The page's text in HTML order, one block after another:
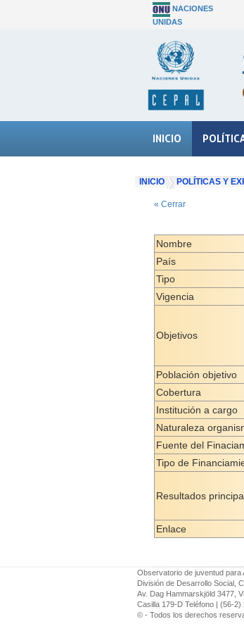
NACIONES
UNIDAS
INICIO
INICIO POLÍTICAS Y
« Cerrar
Nombre
País
Tipo
Vigencia
Objetivos
Población objetivo
Cobertura
Institución a cargo
Naturaleza
Fuente del
Tipo de
Resultados
Enlace
Observatorio de juventud para
División de Desarrollo Social,
Av. Dag Hammarskjöld 3477,
Casilla 179-D Teléfono | (56-2)
© - Todos los derechos